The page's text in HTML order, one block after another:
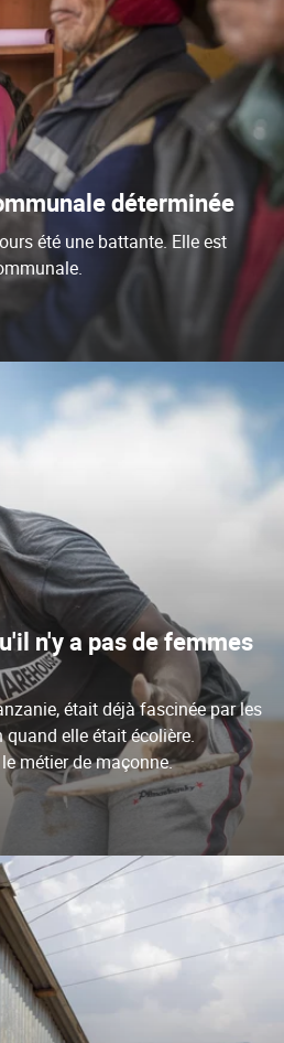
déterminée
été une battante. Elle est
n'y a pas de femmes
était déjà fascinée par les
elle était écolière.
métier de maçonne.